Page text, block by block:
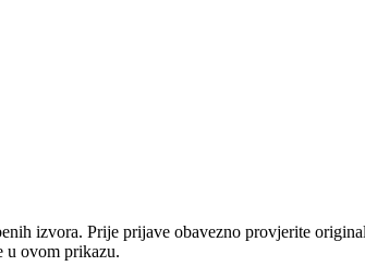
izvora. Prije prijave obavezno provjerite
u ovom prikazu.